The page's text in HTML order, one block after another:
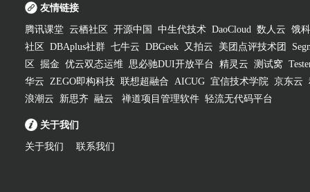
友情链接
腾讯课堂 云栖社区 开源中国 中生代技术 DaoCloud 数人云 饿
社区
DBAplus社群 七牛云 DBGeek 又拍云 美团点评技术团
区
掘金 优云双态运维 思必驰DUI开放平台 精灵云 测试窝
华云 ZEGO即构科技 联想超融合 AICUG 宜信技术学院 京东云
浪潮云
新思齐 融云 禅道项目管理软件 轻流无代码平台
关于我们
关于我们 联系我们